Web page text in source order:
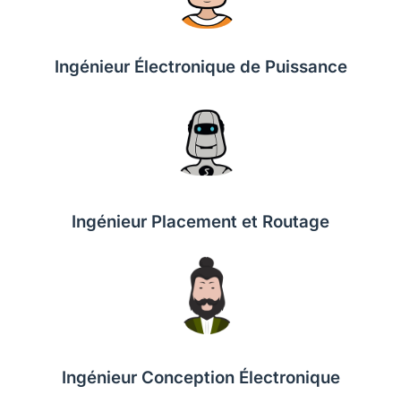
Ingénieur Électronique de Puissance
Ingénieur Placement et Routage
Ingénieur Conception Électronique